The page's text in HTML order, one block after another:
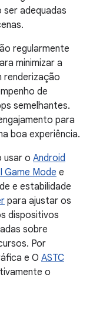
adequadas
regularmente
minimizar a
renderização
de
semelhantes.
para
boa experiência.
usar o Android
Game Mode e
e estabilidade
para ajustar os
dispositivos
sobre
Por
e O ASTC
o